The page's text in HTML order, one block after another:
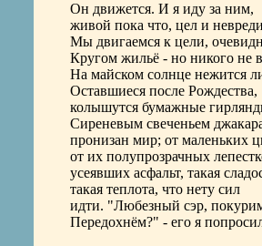
Он движется. И я иду за ним,
живой пока что, цел и
Мы двигаемся к цели,
Кругом жильё - но никого не
На майском солнце нежится
Оставшиеся после Рождества,
колышутся бумажные
Сиреневым свеченьем
пронизан мир; от маленьких
от их полупрозрачных
усеявших асфальт, такая
такая теплота, что нету сил
идти. "Любезный сэр,
Передохнём?" - его я